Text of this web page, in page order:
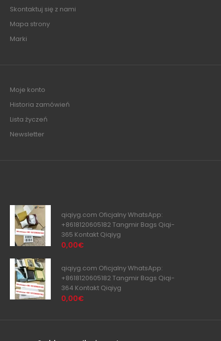
Skontaktuj się z nami
Mapa strony
Marki
Moje konto
Historia zamówień
Lista życzeń
Newsletter
qiqiyg.com Oficjalny WhatsApp:
+8618120605182 Tangmir Bags Qiqi-
365 Kontakt Qiqiyg
0,00€
qiqiyg.com Oficjalny WhatsApp:
+8618120605182 Tangmir Bags Qiqi-
364 Kontakt Qiqiyg
0,00€